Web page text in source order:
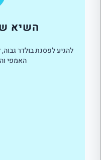
השיא
להגיע לפסגת בולדר
האמפי